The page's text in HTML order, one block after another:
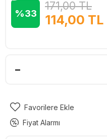
%33 114,00 TL
171,00TL
Favorilere Ekle
Fiyat Alarmı